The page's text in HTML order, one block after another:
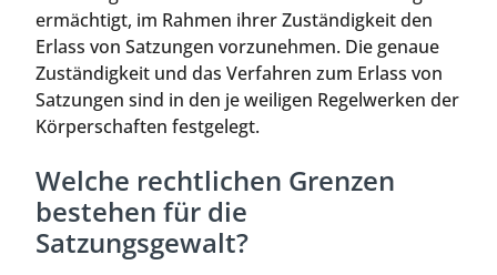
ermächtigt, im Rahmen ihrer Zuständigkeit den
Erlass von Satzungen vorzunehmen. Die genaue
Zuständigkeit und das Verfahren zum Erlass von
Satzungen sind in den je weiligen Regelwerken der
Körperschaften festgelegt.
Welche rechtlichen Grenzen
bestehen für die
Satzungsgewalt?